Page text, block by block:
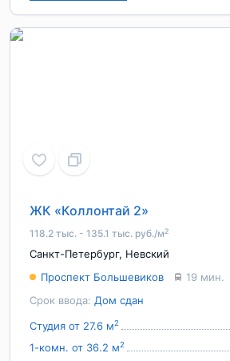
ЖК «Коллонтай 2»
118.2 тыс. - 135.1 тыс. руб./м2
Санкт-Петербург, Невский
Срок ввода: Дом сдан
Проспект Большевиков 19 мин.
Студия от 27.6 м2
1-комн. от 36.2 м2